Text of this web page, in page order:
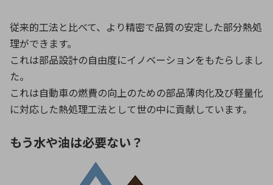
従来的工法と比べて、より精密で品質の安定した部分熱処
理ができます。
これは部品設計の自由度にイノベーションをもたらしまし
た。
これは自動車の燃費の向上のための部品薄肉化及び軽量化
に対応した熱処理工法として世の中に貢献しています。
もう水や油は必要ない？